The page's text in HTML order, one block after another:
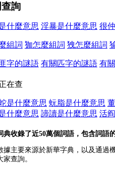
詢
什麼意思 淫暴是什麼意思 很
組詞 㹢怎麼組詞 㹭怎麼組詞
字的謎語 有關匹字的謎語 有
在查
是什麼意思 蚖脂是什麼意思
什麼意思 諦讀是什麼意思 活
典收錄了近50萬個詞語，包含詞語
據主要來源於新華字典，以及通過
家查詢。